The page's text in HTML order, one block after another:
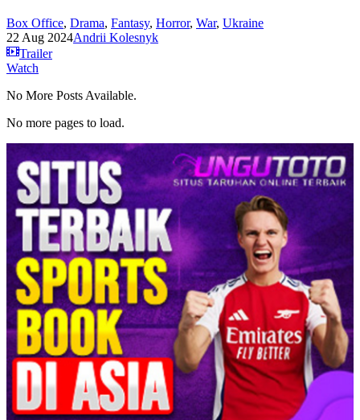
Box Office, Drama, Fantasy, Horror, War, Ukraine
22 Aug 2024Andrii Kolesnyk
Trailer
Watch
No More Posts Available.
No more pages to load.